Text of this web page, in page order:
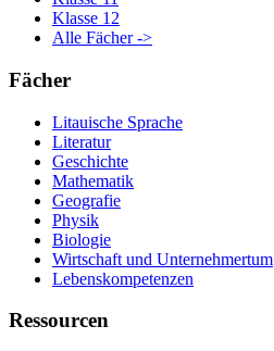
Klasse 12
Alle Fächer ->
Fächer
Litauische Sprache
Literatur
Geschichte
Mathematik
Geografie
Physik
Biologie
Wirtschaft und Unternehmertum
Lebenskompetenzen
Ressourcen